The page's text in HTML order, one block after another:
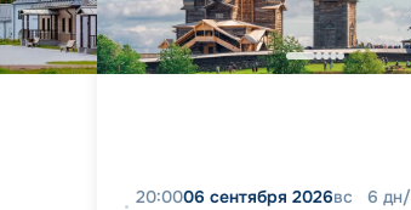
20:0006 сентября 2026вс 6 дн/